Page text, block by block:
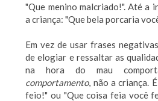
"Que menino malcriado!". Até a
a criança: "Que bela porcaria
Em vez de usar frases
de elogiar e ressaltar as
na hora do mau
comportamento, não a criança.
feio!" ou "Que coisa feia você